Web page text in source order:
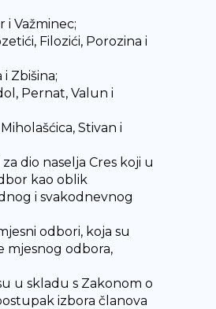
i Važminec;
Filozići, Porozina i
Zbišina;
Pernat, Valun i
Stivan i
dio naselja Cres koji u
kao oblik
i svakodnevnog
odbori, koja su
mjesnog odbora,
u skladu s Zakonom o
izbora članova